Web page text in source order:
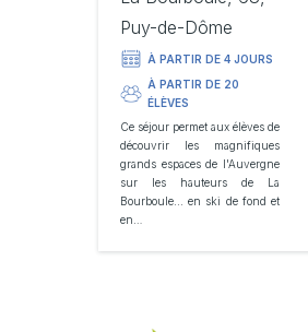
Puy-de-Dôme
À PARTIR DE 4 JOURS
À PARTIR DE 20
ÉLÈVES
Ce séjour permet aux élèves de
découvrir les magnifiques
grands espaces de l'Auvergne
sur les hauteurs de La
Bourboule... en ski de fond et
en…